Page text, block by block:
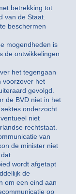
betrekking tot
van de Staat.
beschermen
mogendheden is
de ontwikkelingen
het tegengaan
voorzover het
gevolgd.
de BVD niet in het
onderzocht
niet
rechtstaat.
van
de minister niet
wordt afgetapt
de
om een eind aan
op